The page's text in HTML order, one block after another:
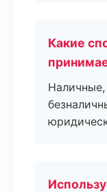
Какие
Наличные,